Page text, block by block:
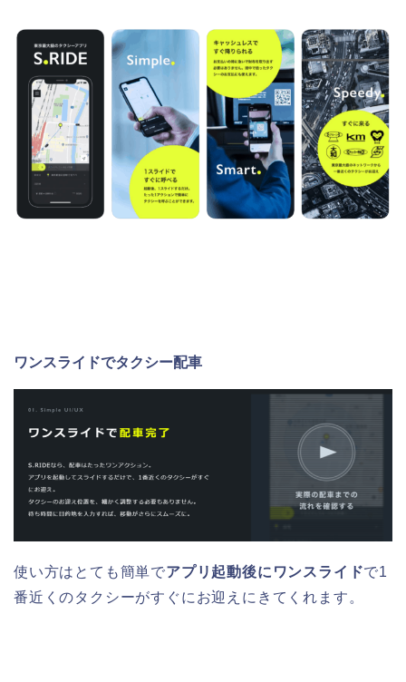
ワンスライドでタクシー配車
使い方はとても簡単でアプリ起動後にワンスライドで1
番近くのタクシーがすぐにお迎えにきてくれます。